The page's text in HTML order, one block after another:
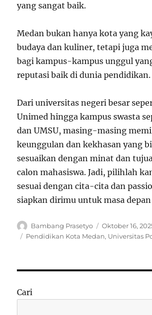
yang sangat baik.
Medan bukan hanya kota yang
budaya dan kuliner, tetapi juga
bagi kampus-kampus unggul
reputasi baik di dunia pendidikan.
Dari universitas negeri besar
Unimed hingga kampus swasta
dan UMSU, masing-masing
keunggulan dan kekhasan yang
sesuaikan dengan minat dan
calon mahasiswa. Jadi, pilihlah
sesuai dengan cita-cita dan
siapkan dirimu untuk masa
Author
Bambang Prasetyo
Posted
on
Oktober 16,
Tags
Pendidikan Kota Medan, Universitas
Cari